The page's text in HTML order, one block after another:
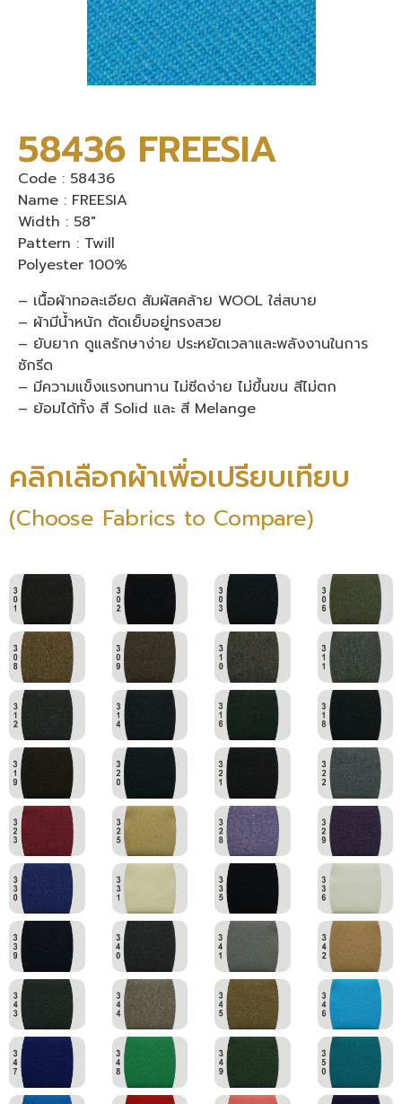
58436 FREESIA
Code : 58436
Name : FREESIA
Width : 58″
Pattern : Twill
Polyester 100%
– เนื้อผ้าทอละเอียด สัมผัสคล้าย WOOL ใส่สบาย
– ผ้ามีน้ำหนัก ตัดเย็บอยู่ทรงสวย
– ยับยาก ดูแลรักษาง่าย ประหยัดเวลาและพลังงานในการ
ซักรีด
– มีความแข็งแรงทนทาน ไม่ซีดง่าย ไม่ขึ้นขน สีไม่ตก
– ย้อมได้ทั้ง สี Solid และ สี Melange
คลิกเลือกผ้าเพื่อเปรียบเทียบ
(Choose Fabrics to Compare)